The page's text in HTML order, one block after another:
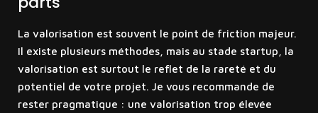
La valorisation est souvent le point de friction majeur.
Il existe plusieurs méthodes, mais au stade startup, la
valorisation est surtout le reflet de la rareté et du
potentiel de votre projet. Je vous recommande de
rester pragmatique : une valorisation trop élevée